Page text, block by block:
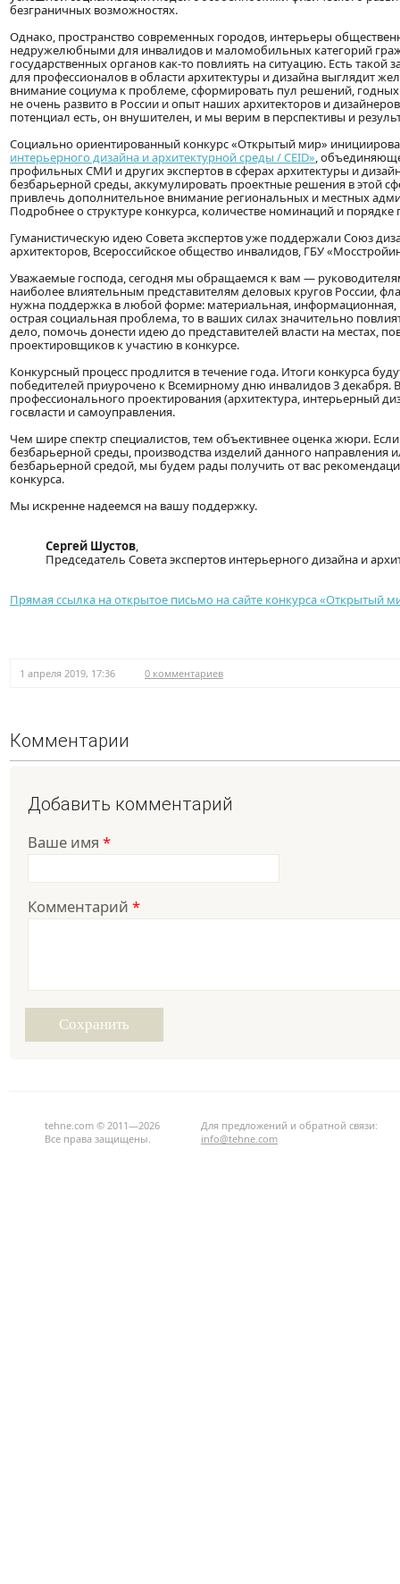
безграничных возможностях.
Однако, пространство современных городов, интерьеры
недружелюбными для инвалидов и маломобильных категорий
государственных органов как-то повлиять на ситуацию. Есть
для профессионалов в области архитектуры и дизайна выглядит
внимание социума к проблеме, сформировать пул решений,
не очень развито в России и опыт наших архитекторов и
потенциал есть, он внушителен, и мы верим в перспективы и
Социально ориентированный конкурс «Открытый мир»
интерьерного дизайна и архитектурной среды / CEID»,
профильных СМИ и других экспертов в сферах архитектуры и
безбарьерной среды, аккумулировать проектные решения в этой
привлечь дополнительное внимание региональных и местных
Подробнее о структуре конкурса, количестве номинаций и
Гуманистическую идею Совета экспертов уже поддержали Союз
архитекторов, Всероссийское общество инвалидов, ГБУ
Уважаемые господа, сегодня мы обращаемся к вам —
наиболее влиятельным представителям деловых кругов России,
нужна поддержка в любой форме: материальная, информационная,
острая социальная проблема, то в ваших силах значительно
дело, помочь донести идею до представителей власти на местах,
проектировщиков к участию в конкурсе.
Конкурсный процесс продлится в течение года. Итоги конкурса
победителей приурочено к Всемирному дню инвалидов 3 декабря.
профессионального проектирования (архитектура, интерьерный
госвласти и самоуправления.
Чем шире спектр специалистов, тем объективнее оценка жюри.
безбарьерной среды, производства изделий данного направления
безбарьерной средой, мы будем рады получить от вас
конкурса.
Мы искренне надеемся на вашу поддержку.
Сергей Шустов,
Председатель Совета экспертов интерьерного дизайна и
Прямая ссылка на открытое письмо на сайте конкурса «Открытый
1 апреля 2019, 17:36 0 комментариев
Комментарии
Добавить комментарий
Ваше имя *
Комментарий *
tehne.com © 2011—2026
Все права защищены.
Для предложений и обратной связи:
info@tehne.com